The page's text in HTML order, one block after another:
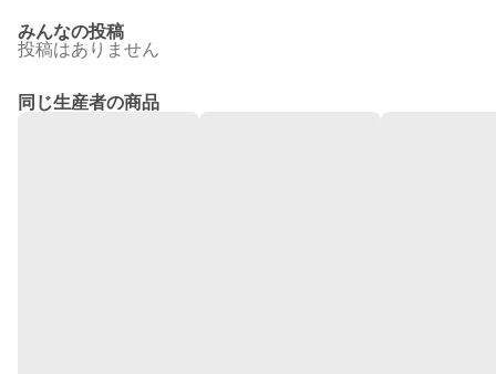
みんなの投稿
投稿はありません
同じ生産者の商品